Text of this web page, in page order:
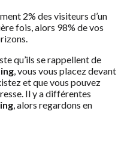
2% des visiteurs d’un
fois, alors 98% de vos
qu’ils se rappellent de
, vous vous placez devant
et que vous pouvez
Il y a différentes
, alors regardons en